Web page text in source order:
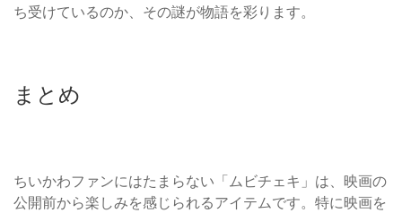
ち受けているのか、その謎が物語を彩ります。
まとめ
ちいかわファンにはたまらない「ムビチェキ」は、映画の
公開前から楽しみを感じられるアイテムです。特に映画を